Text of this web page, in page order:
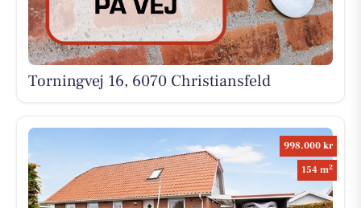
Torningvej 16, 6070 Christiansfeld
998.000 kr
154 m2